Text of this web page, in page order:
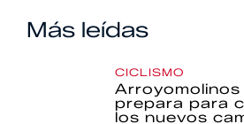
Más leídas
CICLISMO
Arroyomolinos
prepara para
los nuevos